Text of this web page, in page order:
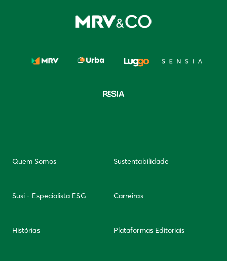
Quem Somos Sustentabilidade
Susi - Especialista ESG Carreiras
Histórias Plataformas Editoriais
Newsletter Integridade